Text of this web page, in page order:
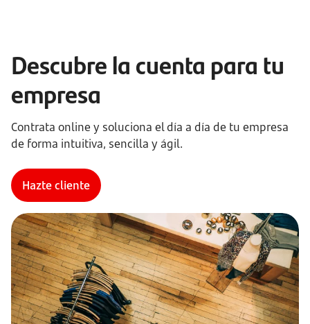
Descubre la cuenta para tu
empresa
Contrata online y soluciona el día a día de tu empresa
de forma intuitiva, sencilla y ágil.
Hazte cliente